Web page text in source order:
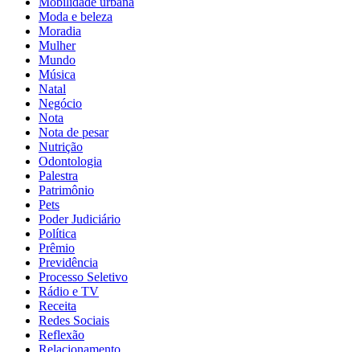
Moda e beleza
Moradia
Mulher
Mundo
Música
Natal
Negócio
Nota
Nota de pesar
Nutrição
Odontologia
Palestra
Patrimônio
Pets
Poder Judiciário
Política
Prêmio
Previdência
Processo Seletivo
Rádio e TV
Receita
Redes Sociais
Reflexão
Relacionamento